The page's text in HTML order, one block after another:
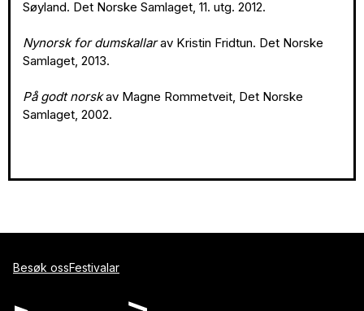
Søyland. Det Norske Samlaget, 11. utg. 2012.
Nynorsk for dumskallarav Kristin Fridtun. Det Norske
Samlaget, 2013.
På godt norskav Magne Rommetveit, Det Norske
Samlaget, 2002.
Besøk ossFestivalar